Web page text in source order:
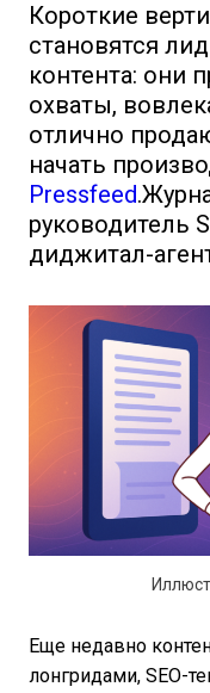
Короткие
становятся
контента: они
охваты,
отлично
начать
Pressfeed
руководитель
диджитал-
Еще недавно
лонгридами, SEO-